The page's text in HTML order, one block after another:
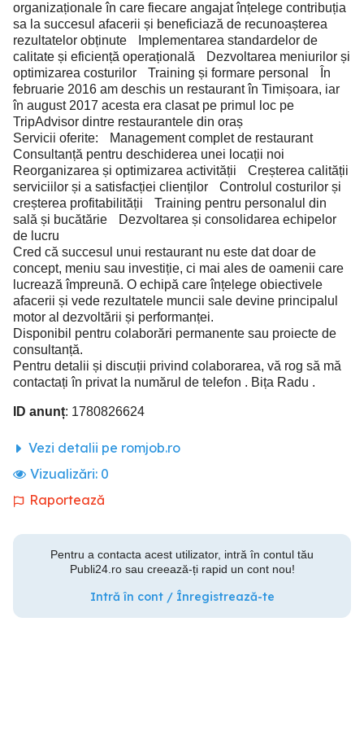
organizaționale în care fiecare angajat înțelege contribuția
sa la succesul afacerii și beneficiază de recunoașterea
rezultatelor obținute Implementarea standardelor de
calitate și eficiență operațională Dezvoltarea meniurilor și
optimizarea costurilor Training și formare personal În
februarie 2016 am deschis un restaurant în Timișoara, iar
în august 2017 acesta era clasat pe primul loc pe
TripAdvisor dintre restaurantele din oraș
Servicii oferite: Management complet de restaurant
Consultanță pentru deschiderea unei locații noi
Reorganizarea și optimizarea activității Creșterea calității
serviciilor și a satisfacției clienților Controlul costurilor și
creșterea profitabilității Training pentru personalul din
sală și bucătărie Dezvoltarea și consolidarea echipelor
de lucru
Cred că succesul unui restaurant nu este dat doar de
concept, meniu sau investiție, ci mai ales de oamenii care
lucrează împreună. O echipă care înțelege obiectivele
afacerii și vede rezultatele muncii sale devine principalul
motor al dezvoltării și performanței.
Disponibil pentru colaborări permanente sau proiecte de
consultanță.
Pentru detalii și discuții privind colaborarea, vă rog să mă
contactați în privat la numărul de telefon . Bița Radu .
ID anunț: 1780826624
Vezi detalii pe romjob.ro
Vizualizări: 0
Raportează
Pentru a contacta acest utilizator, intră în contul tău
Publi24.ro sau creează-ți rapid un cont nou!
Intră în cont / Înregistrează-te